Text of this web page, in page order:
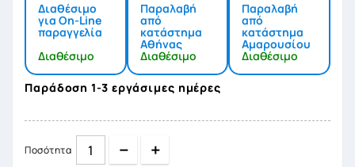
Διαθέσιμο
για On-Line
παραγγελία
Διαθέσιμο
Παραλαβή
από
κατάστημα
Αθήνας
Διαθέσιμο
Παραλαβή
από
κατάστημα
Αμαρουσίου
Διαθέσιμο
Παράδοση 1-3 εργάσιμες ημέρες
Ποσότητα Quantity